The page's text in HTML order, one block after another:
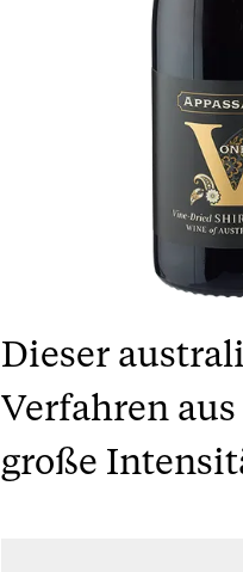
Dieser
Verfahren
große